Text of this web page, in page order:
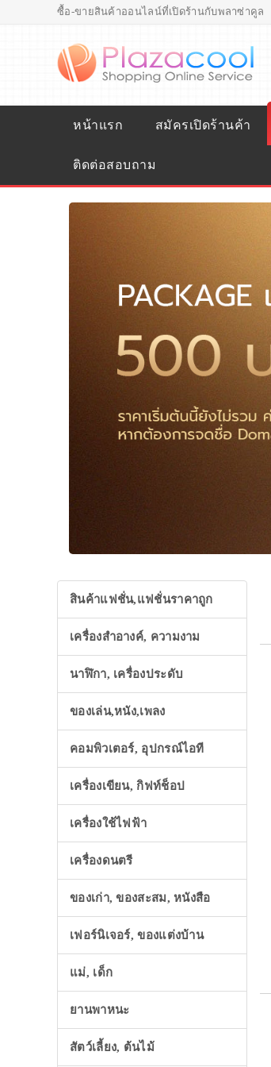
ซื้อ-ขายสินค้าออนไลน์ที่เปิดร้านกับพลาซ่าคูล
หน้าแรก สมัครเปิดร้านค้า
ติดต่อสอบถาม
สินค้าแฟชั่น,แฟชั่นราคาถูก
เครื่องสำอางค์, ความงาม
นาฬิกา, เครื่องประดับ
ของเล่น,หนัง,เพลง
คอมพิวเตอร์, อุปกรณ์ไอที
เครื่องเขียน, กิฟท์ช็อป
เครื่องใช้ไฟฟ้า
เครื่องดนตรี
ของเก่า, ของสะสม, หนังสือ
เฟอร์นิเจอร์, ของแต่งบ้าน
แม่, เด็ก
ยานพาหนะ
สัตว์เลี้ยง, ต้นไม้